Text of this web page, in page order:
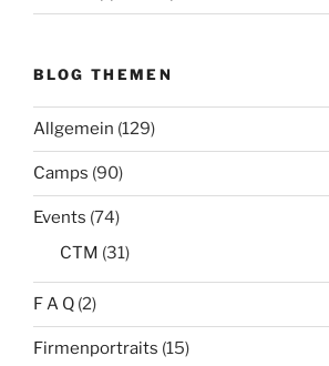
BLOG THEMEN
Allgemein (129)
Camps (90)
Events (74)
CTM (31)
F A Q (2)
Firmenportraits (15)